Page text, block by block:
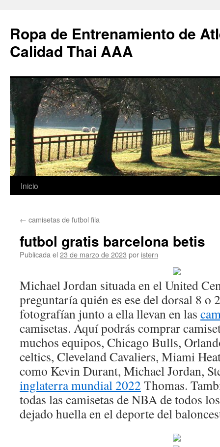
Ropa de Entrenamiento de
Calidad Thai AAA
Saltar
contenido
Inicio
← camisetas de futbol fila
futbol gratis barcelona betis
Publicada el 23 de marzo de 2023 por istern
Michael Jordan situada en el United
preguntaría quién es ese del dorsal 8 o
fotografían junto a ella llevan en las
camisetas. Aquí podrás comprar
muchos equipos, Chicago Bulls,
celtics, Cleveland Cavaliers, Miami
como Kevin Durant, Michael Jordan,
inglaterra mundial 2022 Thomas.
todas las camisetas de NBA de todos
dejado huella en el deporte del